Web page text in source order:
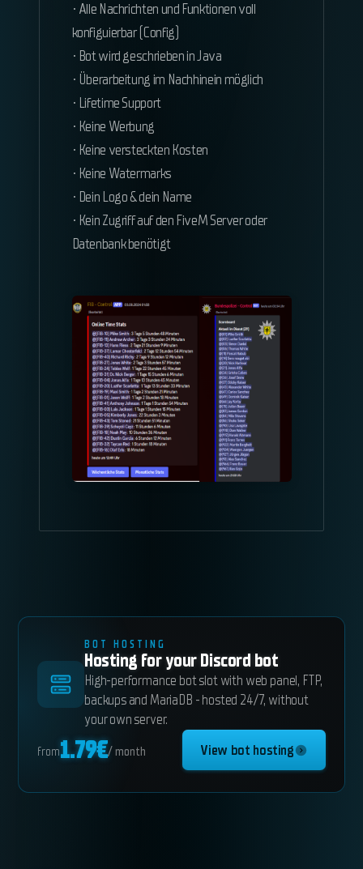
• Alle Nachrichten und Funktionen voll
konfiguierbar (Config)
• Bot wird geschrieben in Java
• Überarbeitung im Nachhinein möglich
• Lifetime Support
• Keine Werbung
• Keine versteckten Kosten
• Keine Watermarks
• Dein Logo & dein Name
• Kein Zugriff auf den FiveM Server oder
Datenbank benötigt
BOT HOSTING
Hosting for your Discord bot
High-performance bot slot with web panel, FTP,
backups and MariaDB - hosted 24/7, without
your own server.
from1.79€/ month View bot hosting